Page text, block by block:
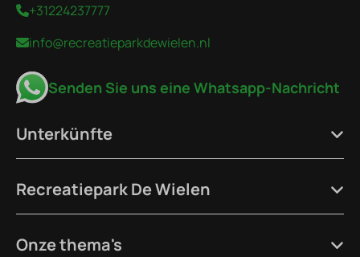
+31224237777
info@recreatieparkdewielen.nl
Senden Sie uns eine Whatsapp-Nachricht
Unterkünfte
Recreatiepark De Wielen
Onze thema's